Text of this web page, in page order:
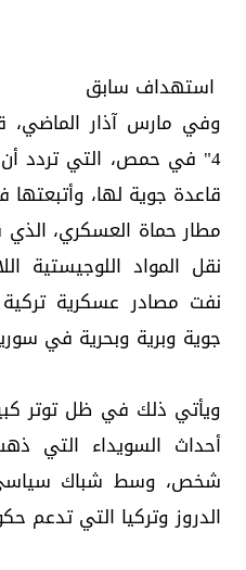
استهداف سابق
وفي مارس آذار
4" في حمص، التي تردد
قاعدة جوية لها،
مطار حماة العسكري،
نقل المواد اللوجيستية
نفت مصادر عسكرية تركية
جوية وبرية وبحرية في
ويأتي ذلك في ظل توتر
شخص، وسط شباك سياسي
الدروز وتركيا التي تدعم